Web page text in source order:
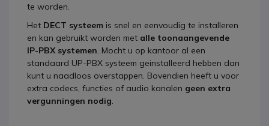
te worden.
Het DECT systeem is snel en eenvoudig te installeren
en kan gebruikt worden met alle toonaangevende
IP-PBX systemen. Mocht u op kantoor al een
standaard UP-PBX systeem geinstalleerd hebben dan
kunt u naadloos overstappen. Bovendien heeft u voor
extra codecs, functies of audio kanalen geen extra
vergunningen nodig.